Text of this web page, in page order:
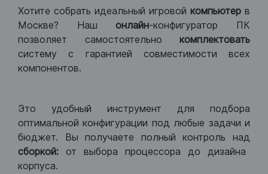
Хотите собрать идеальный игровой компьютер в
Москве? Нашонлайн-конфигуратор ПК
позволяет самостоятельно комплектовать
систему с гарантией совместимости всех
компонентов.
Это удобный инструмент для подбора
оптимальной конфигурации под любые задачи и
бюджет. Вы получаете полный контроль над
сборкой: от выбора процессора до дизайна
корпуса.